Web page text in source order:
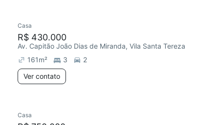
Casa
R$ 430.000
Av. Capitão João Dias de Miranda, Vila Santa Tereza
161m² 3
2
Ver contato
Casa